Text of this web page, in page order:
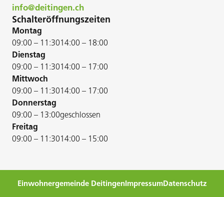
info@deitingen.ch
Schalteröffnungszeiten
Montag
09:00 – 11:3014:00 – 18:00
Dienstag
09:00 – 11:3014:00 – 17:00
Mittwoch
09:00 – 11:3014:00 – 17:00
Donnerstag
09:00 – 13:00geschlossen
Freitag
09:00 – 11:3014:00 – 15:00
Einwohnergemeinde DeitingenImpressumDatenschutz